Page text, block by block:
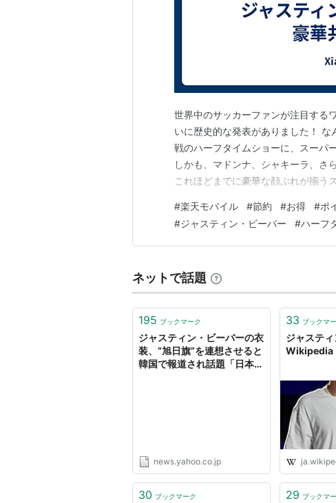
世界中のサッカーファンが注目する
いに歴史的な発表がありました！
戦のハーフタイムショーに、スーパ
しかも、マドンナ、シャキーラ、さ
これほどまでに豪華な顔ぶれが揃う
計の「固定費」も見直しませんか？
ちにやっておくべきことがあります
#楽天モバイル #節約 #お得 #ポ
#ジャスティン・ビーバー #ハーフ
ネットで話題
195 ブックマーク
ジャスティン・ビーバーの衣
装、“旭日旗”を連想させると
韓国で報道され話題「日本が
news.yahoo.co.jp
33 ブックマ
ジャステ
Wikipedia
30 ブックマーク 29 ブックマ